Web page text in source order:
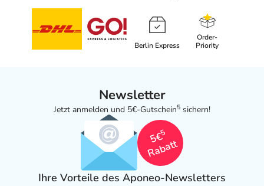
Berlin Express
Order-
Priority
Newsletter
Jetzt anmelden und 5€-Gutschein5 sichern!
5€
5
Rabatt
Ihre Vorteile des Aponeo-Newsletters